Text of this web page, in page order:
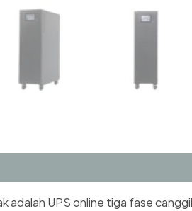
adalah UPS online tiga fase